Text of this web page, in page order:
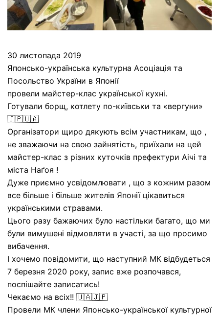
30 листопада 2019
Японсько-українська культурна Асоціація та
Посольство України в Японії
провели майстер-клас української кухні.
Готували борщ, котлету по-київськи та «вергуни»
🇯🇵🇺🇦
Організатори щиро дякують всім участникам, що ,
не зважаючи на свою зайнятість, приїхали на цей
майстер-клас з різних куточків префектури Аічі та
міста Наґоя !
Дуже приємно усвідомлювати , що з кожним разом
все більше і більше жителів Японії цікавиться
українськими стравами.
Цього разу бажаючих було настільки багато, що ми
були вимушені відмовляти в участі, за що просимо
вибачення.
І хочемо повідомити, що наступний МК відбудеться
7 березня 2020 року, запис вже розпочався,
поспішайте записатись!
Чекаємо на всіх!! 🇺🇦🇯🇵
Провели МК члени Японсько-української культурної